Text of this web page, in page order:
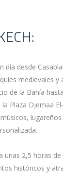
día desde
medievales y
de la Bahía
Plaza Djemaa
lugareños
2,5 horas
históricos y